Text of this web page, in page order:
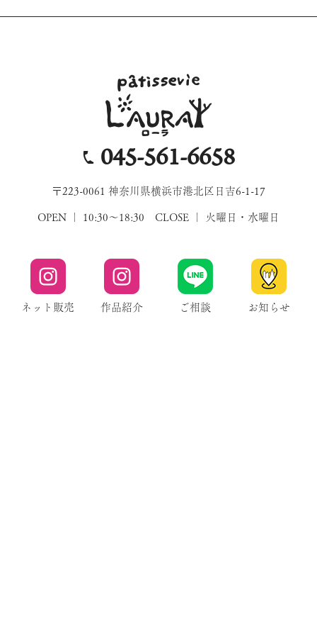
045-561-6658
〒223-0061 神奈川県横浜市港北区日吉6-1-17
OPEN ｜ 10:30～18:30 CLOSE ｜ 火曜日・水曜日
ネット販売 作品紹介 ご相談 お知らせ